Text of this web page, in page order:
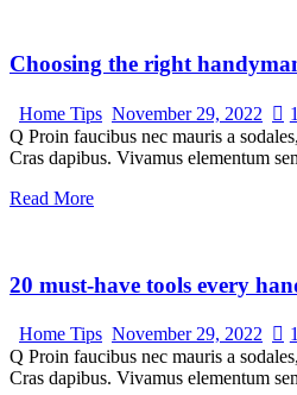
Choosing the right
Home Tips November 29, 2022
Q Proin faucibus nec mauris a
Cras dapibus. Vivamus elementum
Read More
20 must-have tools every
Home Tips November 29, 2022
Q Proin faucibus nec mauris a
Cras dapibus. Vivamus elementum